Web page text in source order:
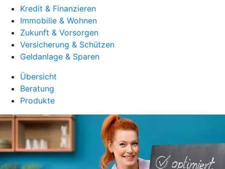
Kredit & Finanzieren
Immobilie & Wohnen
Zukunft & Vorsorgen
Versicherung & Schützen
Geldanlage & Sparen
Übersicht
Beratung
Produkte